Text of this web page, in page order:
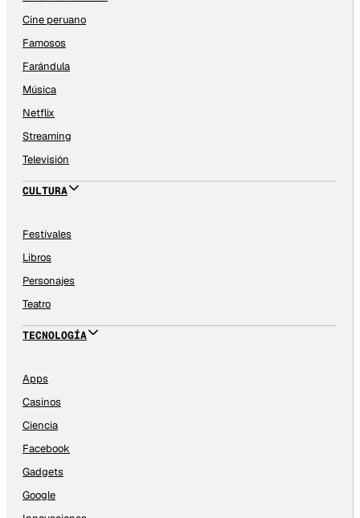
Cine peruano
Famosos
Farándula
Música
Netflix
Streaming
Televisión
CULTURA
Festivales
Libros
Personajes
Teatro
TECNOLOGÍA
Apps
Casinos
Ciencia
Facebook
Gadgets
Google